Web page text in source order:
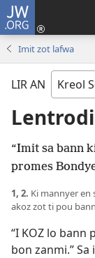
JW.ORG
Imit zot lafwa
LIR AN
“Imit sa bann
promes
1, 2. Ki mannyer en
akoz zot ti pou
“I KOZ lo bann
bon zanmi.”